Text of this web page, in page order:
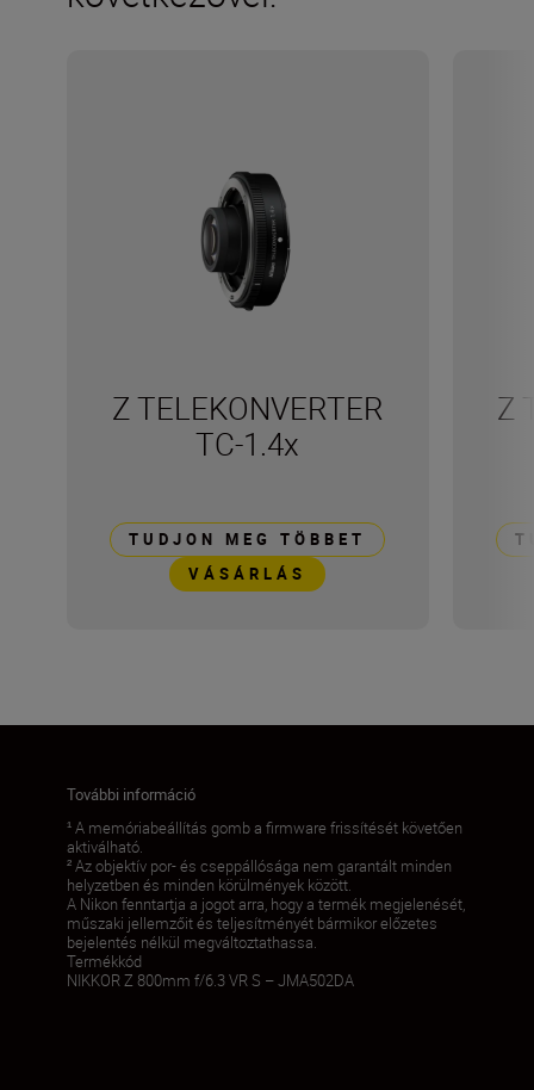
Z TELEKONVERTER
TC-1.4x
TUDJON MEG TÖBBET
VÁSÁRLÁS
Z
További információ
¹ A memóriabeállítás gomb a firmware frissítését követően
aktiválható.
² Az objektív por- és cseppállósága nem garantált minden
helyzetben és minden körülmények között.
A Nikon fenntartja a jogot arra, hogy a termék megjelenését,
műszaki jellemzőit és teljesítményét bármikor előzetes
bejelentés nélkül megváltoztathassa.
Termékkód
NIKKOR Z 800mm f/6.3 VR S – JMA502DA